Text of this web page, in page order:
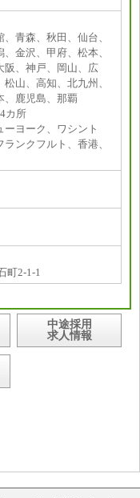
青森、秋田、仙台、
金沢、甲府、松本、
阪、神戸、岡山、広
山、高知、北九州、
、鹿児島、那覇
カ所
ヨーク、ワシント
ンクフルト、香港、
町2-1-1
中途採用
求人情報